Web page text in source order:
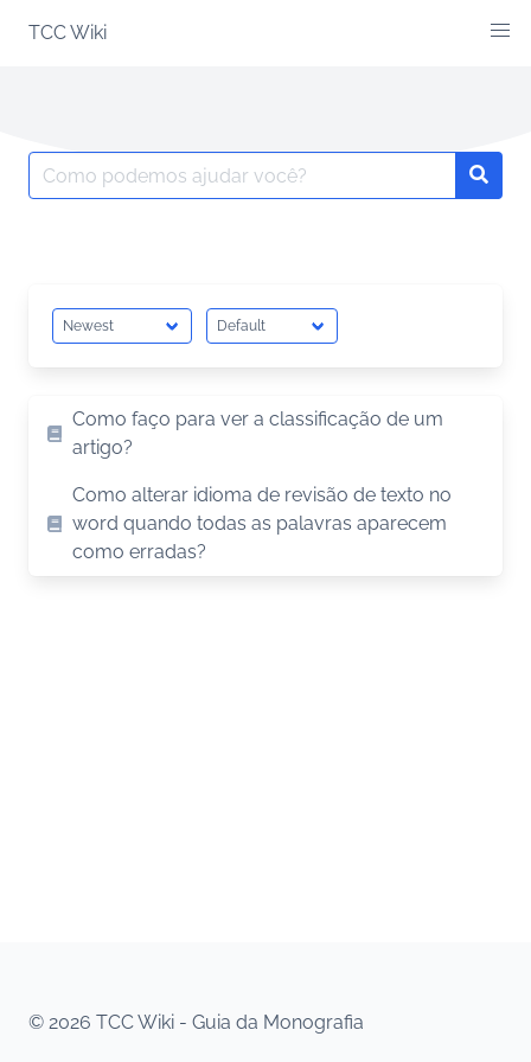
TCC Wiki
Search
for:
Como faço para ver a classificação de um
artigo?
Como alterar idioma de revisão de texto no
word quando todas as palavras aparecem
como erradas?
© 2026 TCC Wiki - Guia da Monografia